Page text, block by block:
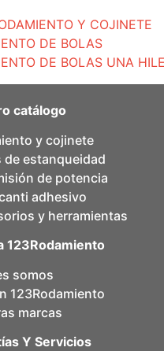
Y COJINETE
DE BOLAS
DE BOLAS UNA
catálogo
y cojinete
de estanqueidad
de potencia
adhesivo
y herramientas
123Rodamiento
somos
123Rodamiento
marcas
Y Servicios